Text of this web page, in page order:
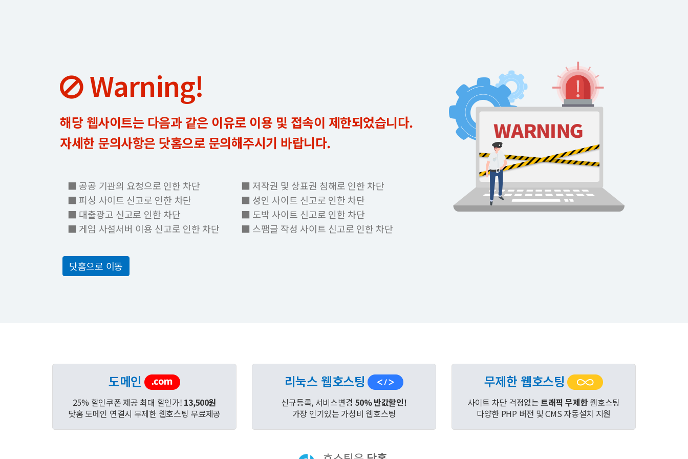
Warning!
해당 웹사이트는 다음과 같은 이유로 이용 및 접속이 제한되었습니다.
자세한 문의사항은 닷홈으로 문의해주시기 바랍니다.
■ 공공 기관의 요청으로 인한 차단
■ 피싱 사이트 신고로 인한 차단
■ 대출광고 신고로 인한 차단
■ 게임 사설서버 이용 신고로 인한 차단
■ 저작권 및 상표권 침해로 인한 차단
■ 성인 사이트 신고로 인한 차단
■ 도박 사이트 신고로 인한 차단
■ 스팸글 작성 사이트 신고로 인한 차단
닷홈으로 이동
도메인
25% 할인쿠폰 제공 최대 할인가! 13,500원
닷홈 도메인 연결시 무제한 웹호스팅 무료제공
리눅스 웹호스팅
신규등록, 서비스변경 50% 반값할인!
가장 인기있는 가성비 웹호스팅
무제한 웹호스팅
사이트 차단 걱정없는트래픽 무제한 웹호스팅
다양한 PHP 버전 및 CMS 자동설치 지원